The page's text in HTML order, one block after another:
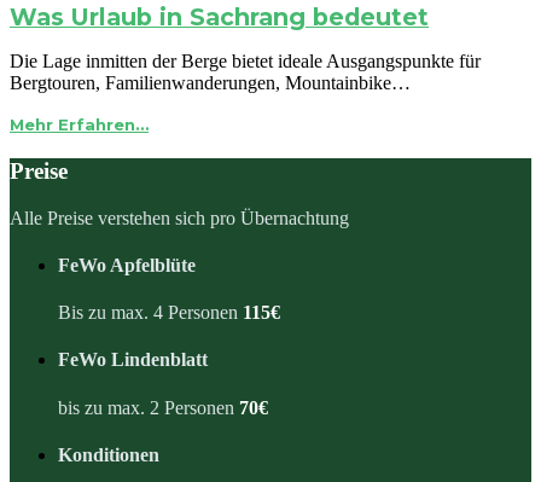
Was Urlaub in Sachrang bedeutet
Die Lage inmitten der Berge bietet ideale Ausgangspunkte für
Bergtouren, Familienwanderungen, Mountainbike…
Mehr Erfahren…
Preise
Alle Preise verstehen sich pro Übernachtung
FeWo Apfelblüte
Bis zu max. 4 Personen 115€
FeWo Lindenblatt
bis zu max. 2 Personen 70€
Konditionen